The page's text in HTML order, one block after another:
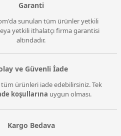
Garanti
sunulan tüm ürünler yetkili
yetkili ithalatçı firma garantisi
altındadır.
ve Güvenli İade
ürünleri iade edebilirsiniz. Tek
koşullarına uygun olması.
Kargo Bedava